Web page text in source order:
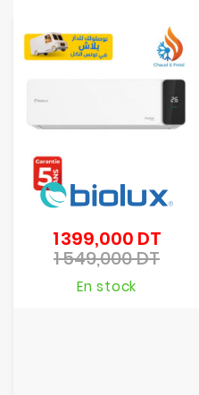
1 399,000 DTPrix
1 549,000 DTPrix
En stock